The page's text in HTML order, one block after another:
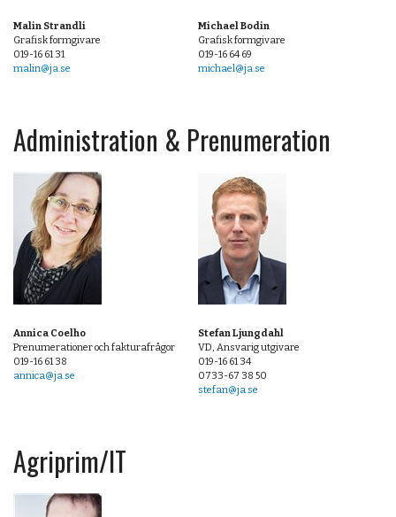
Malin Strandli
Grafisk formgivare
019-16 61 31
malin@ja.se
Michael Bodin
Grafisk formgivare
019-16 64 69
michael@ja.se
Administration & Prenumeration
Annica Coelho
Prenumerationer och fakturafrågor
019-16 61 38
annica@ja.se
Stefan Ljungdahl
VD, Ansvarig utgivare
019-16 61 34
0733-67 38 50
stefan@ja.se
Agriprim/IT